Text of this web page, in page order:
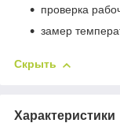
проверка
замер
Скрыть
Характеристики